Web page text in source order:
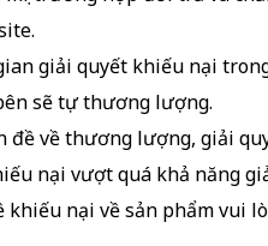
giải quyết khiếu nại
sẽ tự thương lượng.
đề về thương lượng, giải
nại vượt quá khả năng
khiếu nại về sản phẩm vui